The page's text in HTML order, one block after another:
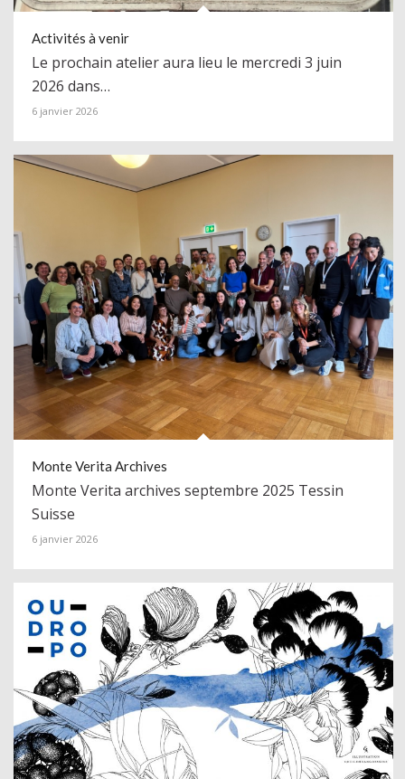
Activités à venir
Le prochain atelier aura lieu le mercredi 3 juin
2026 dans…
6 janvier 2026
Monte Verita Archives
Monte Verita archives septembre 2025 Tessin
Suisse
6 janvier 2026